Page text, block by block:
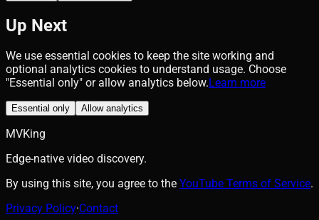
Up Next
We use essential cookies to keep the site working and
optional analytics cookies to understand usage. Choose
"Essential only" or allow analytics below.Learn more
Essential only Allow analytics
MVKing
Edge-native video discovery.
By using this site, you agree to the YouTube Terms of Service.
Privacy Policy·Contact